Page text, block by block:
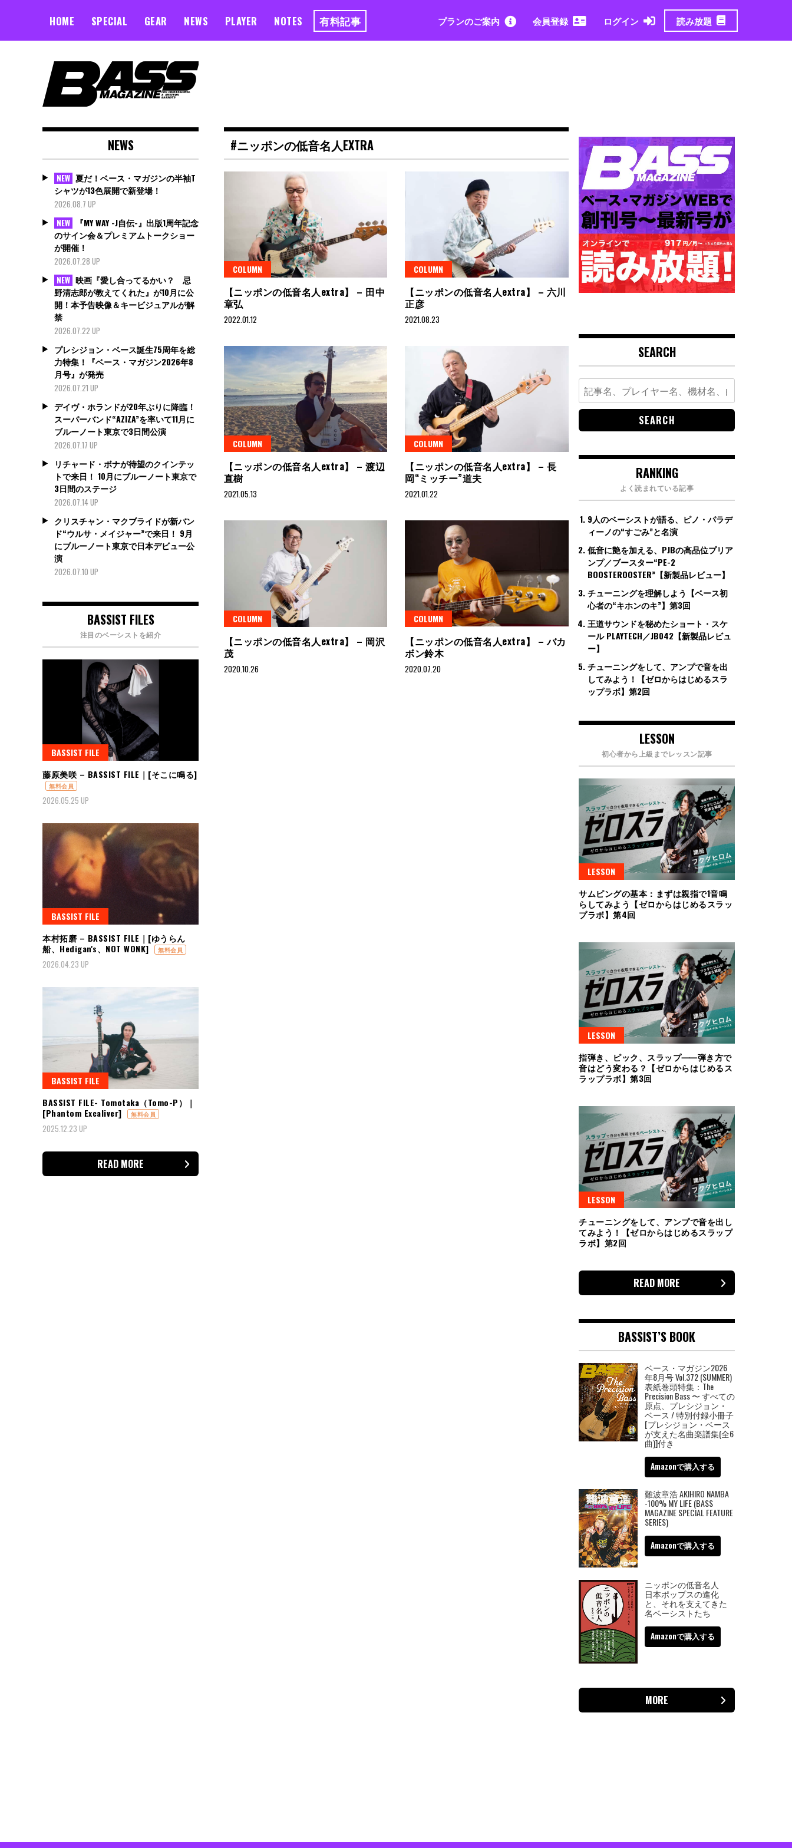
HOME SPECIAL GEAR NEWS PLAYER NOTES 有料記事 プランのご案内 会員登録 ログイン 読み放題
#ニッポンの低音名人EXTRA
COLUMN
【ニッポンの低音名人extra】 – 田中
章弘
2022.01.12
COLUMN
【ニッポンの低音名人extra】 – 六川
正彦
2021.08.23
COLUMN
【ニッポンの低音名人extra】 – 渡辺
直樹
2021.05.13
COLUMN
【ニッポンの低音名人extra】 – 長
岡“ミッチー”道夫
2021.01.22
COLUMN
【ニッポンの低音名人extra】 – 岡沢
茂
2020.10.26
COLUMN
【ニッポンの低音名人extra】 – バカ
ボン鈴木
2020.07.20
NEWS
NEW 夏だ！ベース・マガジンの半袖T
シャツが13色展開で新登場！
2026.08.7 UP
NEW
『MY WAY -J自伝-』出版1周年記念
のサイン会＆プレミアムトークショー
が開催！
2026.07.28 UP
NEW 映画『愛し合ってるかい？ 忌
野清志郎が教えてくれた』が10月に公
開！本予告映像＆キービジュアルが解
禁
2026.07.22 UP
プレシジョン・ベース誕生75周年を総
力特集！『ベース・マガジン2026年8
月号』が発売
2026.07.21 UP
デイヴ・ホランドが20年ぶりに降臨！
スーパーバンド“AZIZA”を率いて11月に
ブルーノート東京で3日間公演
2026.07.17 UP
リチャード・ボナが待望のクインテッ
トで来日！ 10月にブルーノート東京で
3日間のステージ
2026.07.14 UP
クリスチャン・マクブライドが新バン
ド“ウルサ・メイジャー”で来日！ 9月
にブルーノート東京で日本デビュー公
演
2026.07.10 UP
BASSIST FILES
注目のベーシストを紹介
BASSIST FILE
藤原美咲 – BASSIST FILE｜[そこに鳴る]
無料会員
2026.05.25 UP
BASSIST FILE
本村拓磨 – BASSIST FILE｜[ゆうらん
船、Hedigan's、NOT WONK]
無料会員
2026.04.23 UP
BASSIST FILE
BASSIST FILE- Tomotaka（Tomo-P）｜
[Phantom Excaliver]
無料会員
2025.12.23 UP
READ MORE
SEARCH
Search
for:
RANKING
よく読まれている記事
9人のベーシストが語る、ピノ・パラデ
ィーノの“すごみ”と名演
低音に艶を加える、PJBの高品位プリア
ンプ／ブースター“PE-2
BOOSTEROOSTER”【新製品レビュー】
チューニングを理解しよう【ベース初
心者の“キホンのキ”】第3回
王道サウンドを秘めたショート・スケ
ール PLAYTECH／JB042【新製品レビュ
ー】
チューニングをして、アンプで音を出
してみよう！【ゼロからはじめるスラ
ップラボ】第2回
LESSON
初心者から上級までレッスン記事
LESSON
サムピングの基本：まずは親指で1音鳴
らしてみよう【ゼロからはじめるスラッ
プラボ】第4回
LESSON
指弾き、ピック、スラップ⸺弾き方で
音はどう変わる？【ゼロからはじめるス
ラップラボ】第3回
LESSON
チューニングをして、アンプで音を出し
てみよう！【ゼロからはじめるスラップ
ラボ】第2回
READ MORE
BASSIST’S BOOK
ベース・マガジン2026
年8月号 Vol.372 (SUMMER)
表紙巻頭特集：The
Precision Bass 〜 すべての
原点、プレシジョン・
ベース / 特別付録小冊子
[プレシジョン・ベース
が支えた名曲楽譜集(全6
曲)]付き
Amazonで購入する
難波章浩 AKIHIRO NAMBA
-100% MY LIFE (BASS
MAGAZINE SPECIAL FEATURE
SERIES)
Amazonで購入する
ニッポンの低音名人
日本ポップスの進化
と、それを支えてきた
名ベーシストたち
Amazonで購入する
MORE